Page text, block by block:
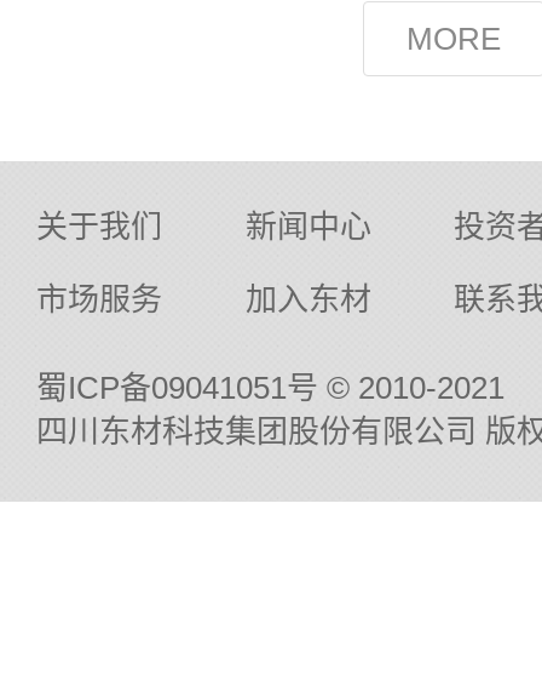
展现状、产
樊副书记
关于我们 新闻中心
投资
市场服务
加入东材 联系
蜀ICP备09041051号 © 2010-2021
四川东材科技集团股份有限公司 版